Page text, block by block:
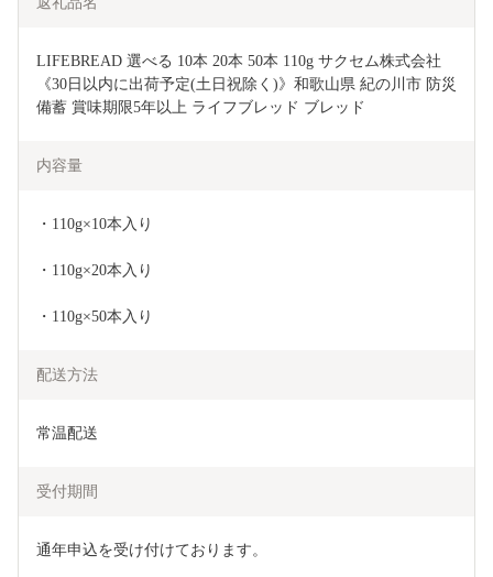
LIFEBREAD 選べる 10本 20本 50本 110g サクセム株式会社
《30日以内に出荷予定(土日祝除く)》和歌山県 紀の川市 防災
備蓄 賞味期限5年以上 ライフブレッド ブレッド
内容量
・110g×10本入り
・110g×20本入り
・110g×50本入り
配送方法
常温配送
受付期間
通年申込を受け付けております。